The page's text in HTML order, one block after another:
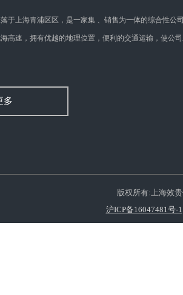
落于上海青浦区区，是一家集 、销售为一体的综合性公
高速，拥有优越的地理位置，便利的交通运输，使公
多
版权所有:上海效
沪ICP备16047481号-1